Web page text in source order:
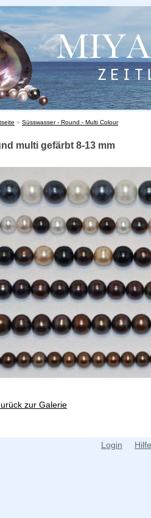
sind hier
» Süsswasser - Round - Multi Colour
multi gefärbt 8-13 mm
zur Galerie
Hilfe
Login